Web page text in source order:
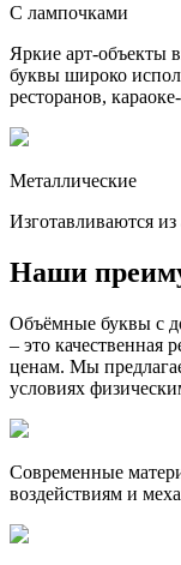
С лампочками
Яркие арт-объекты
буквы широко
ресторанов,
Металлические
Изготавливаются
Наши
Объёмные буквы с
– это качественная
ценам. Мы
условиях
Современные
воздействиям и